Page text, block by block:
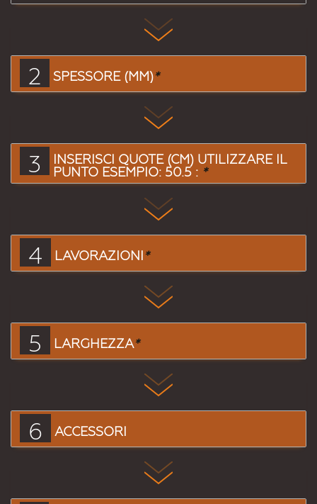
2 SPESSORE (MM)*
3
INSERISCI QUOTE (CM) UTILIZZARE IL
PUNTO ESEMPIO: 50.5 : *
4 LAVORAZIONI*
5 LARGHEZZA*
6 ACCESSORI